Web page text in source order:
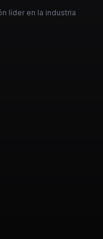
líder en la industria